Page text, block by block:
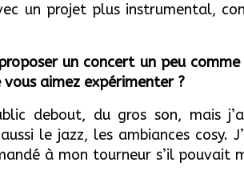
un projet plus instrumental,
un concert un peu comme
aimez expérimenter ?
debout, du gros son, mais
le jazz, les ambiances cosy.
à mon tourneur s’il pouvait